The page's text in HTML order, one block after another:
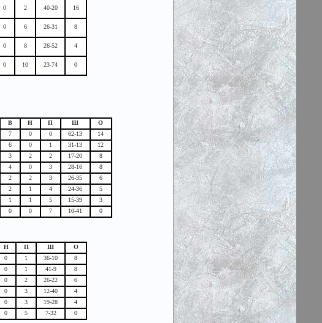
0 2 40-20 16
0 6 26-31 8
0 8 26-52 4
0 10 23-74 0
В Н П Ш
О
7 0 0 62-13
14
6 0 1 31-13
12
3 2 2 17-20
8
4 0 3 28-16
8
2 2 3 26-35
6
2 1 4 24-36
5
1 1 5 15-39
3
0 0 7 10-41 0
Н П Ш
О
0 1 36-10
8
0 1 41-9
8
0 2 26-22
6
0 3 12-40
4
0 3 19-28
4
0 5 7-32 0